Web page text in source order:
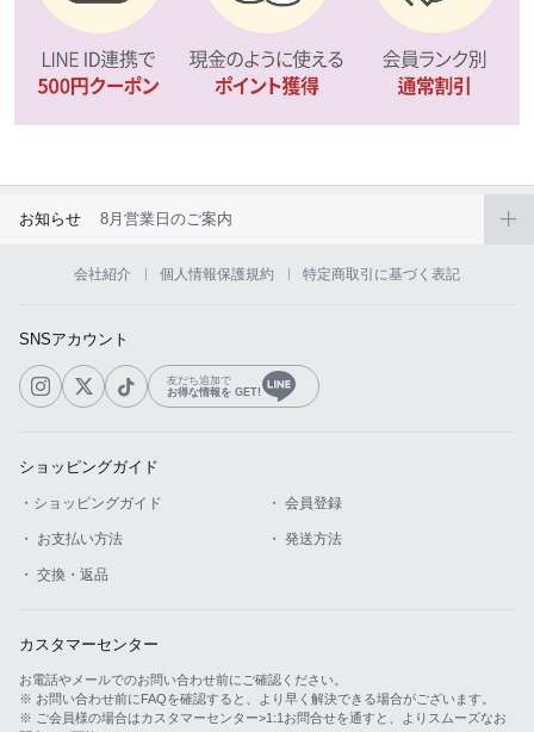
お知らせ 8月営業日のご案内
会社紹介 個人情報保護規約 特定商取引に基づく表記
SNSアカウント
友だち追加で
お得な情報を GET!
ショッピングガイド
・ショッピングガイド ・ 会員登録
・ お支払い方法 ・ 発送方法
・ 交換・返品
カスタマーセンター
お電話やメールでのお問い合わせ前にご確認ください。
※ お問い合わせ前にFAQを確認すると、より早く解決できる場合がございます。
※ ご会員様の場合はカスタマーセンター>1:1お問合せを通すと、よりスムーズなお